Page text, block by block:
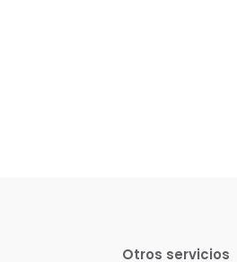
Otros servicios